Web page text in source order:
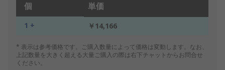
個 単価
1 + ￥14,166
* 表示は参考価格です。ご購入数量によって価格は変動します。なお、
上記数量を大きく超える大量ご購入の際は右下チャットからお問合せ
ください。